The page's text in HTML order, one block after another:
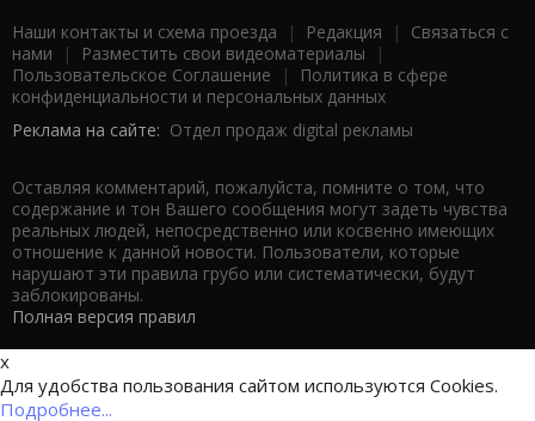
Наши контакты и схема проезда | Редакция | Связаться с
нами | Разместить свои видеоматериалы |
Пользовательское Соглашение |
Политика в сфере
конфиденциальности и персональных данных
Реклама на сайте: Отдел продаж digital рекламы
Оставляя комментарий, пожалуйста, помните о том, что
содержание и тон Вашего сообщения могут задеть чувства
реальных людей, непосредственно или косвенно имеющих
отношение к данной новости. Пользователи, которые
нарушают эти правила грубо или систематически, будут
заблокированы.
Полная версия правил
x
Для удобства пользования сайтом используются Cookies.
Подробнее...